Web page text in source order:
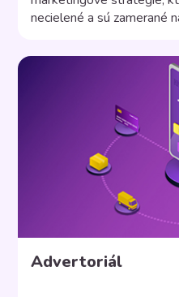
necielené a sú zamerané
zameraná na konkrétnu
odovzdávajú správu
Výhody ATL marketingu
Advertoriál